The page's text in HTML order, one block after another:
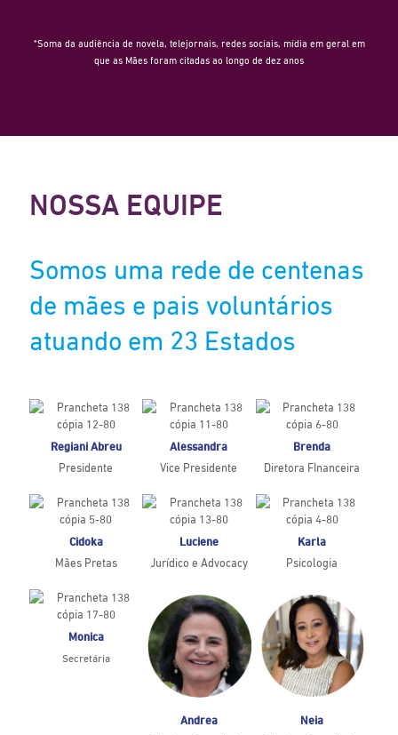
*Soma da audiência de novela, telejornais, redes sociais, mídia em geral em
que as Mães foram citadas ao longo de dez anos
NOSSA EQUIPE
Somos uma rede de centenas
de mães e pais voluntários
atuando em 23 Estados
Regiani Abreu
Presidente
Alessandra
Vice Presidente
Brenda
Diretora FInanceira
Cidoka
Mães Pretas
Luciene
Jurídico e Advocacy
Karla
Psicologia
Monica
Secretária
Andrea Neia